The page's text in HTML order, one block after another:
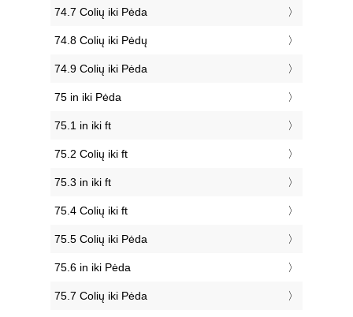
74.7 Colių iki Pėda
74.8 Colių iki Pėdų
74.9 Colių iki Pėda
75 in iki Pėda
75.1 in iki ft
75.2 Colių iki ft
75.3 in iki ft
75.4 Colių iki ft
75.5 Colių iki Pėda
75.6 in iki Pėda
75.7 Colių iki Pėda